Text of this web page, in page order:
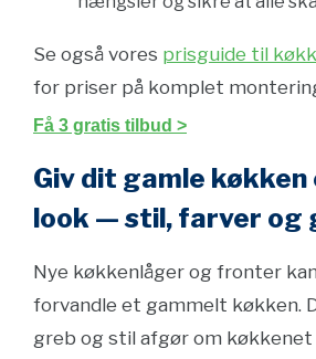
Se også vores prisguide til
for priser på komplet
Få 3 gratis tilbud >
Giv dit gamle
look — stil, farver og
Nye køkkenlåger og fronter
forvandle et gammelt køkken.
greb og stil afgør om